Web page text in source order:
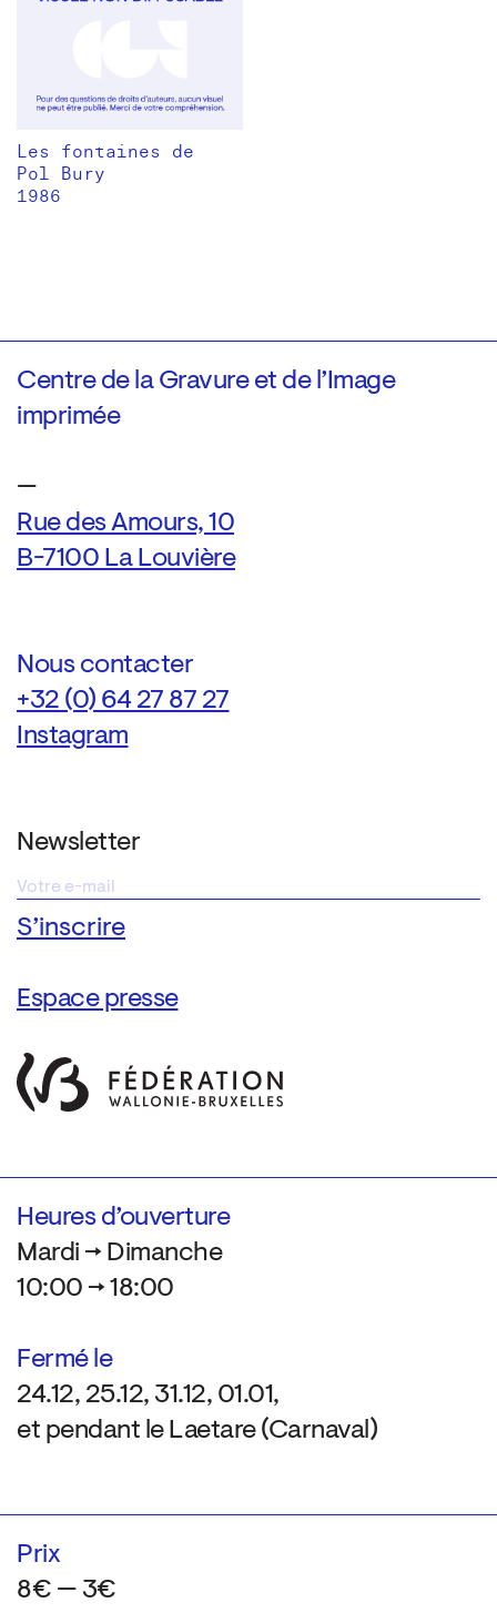
Les fontaines de
Pol Bury
1986
Centre de la Gravure et de l’Image
imprimée
—
Rue des Amours, 10
B-7100 La Louvière
Nous contacter
+32 (0) 64 27 87 27
Instagram
Newsletter
Espace presse
Heures d’ouverture
Mardi → Dimanche
10:00 → 18:00
Fermé le
24.12, 25.12, 31.12, 01.01,
et pendant le Laetare (Carnaval)
Prix
8€ — 3€